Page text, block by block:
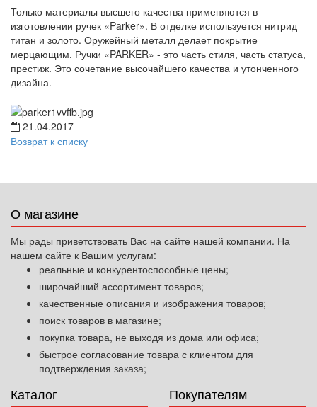
Только материалы высшего качества применяются в
изготовлении ручек «Parker». В отделке используется нитрид
титан и золото. Оружейный металл делает покрытие
мерцающим. Ручки «PARKER» - это часть стиля, часть статуса,
престиж. Это сочетание высочайшего качества и утонченного
дизайна.
21.04.2017
Возврат к списку
О магазине
Мы рады приветствовать Вас на сайте нашей компании. На
нашем сайте к Вашим услугам:
реальные и конкурентоспособные цены;
широчайший ассортимент товаров;
качественные описания и изображения товаров;
поиск товаров в магазине;
покупка товара, не выходя из дома или офиса;
быстрое согласование товара с клиентом для
подтверждения заказа;
Каталог Покупателям